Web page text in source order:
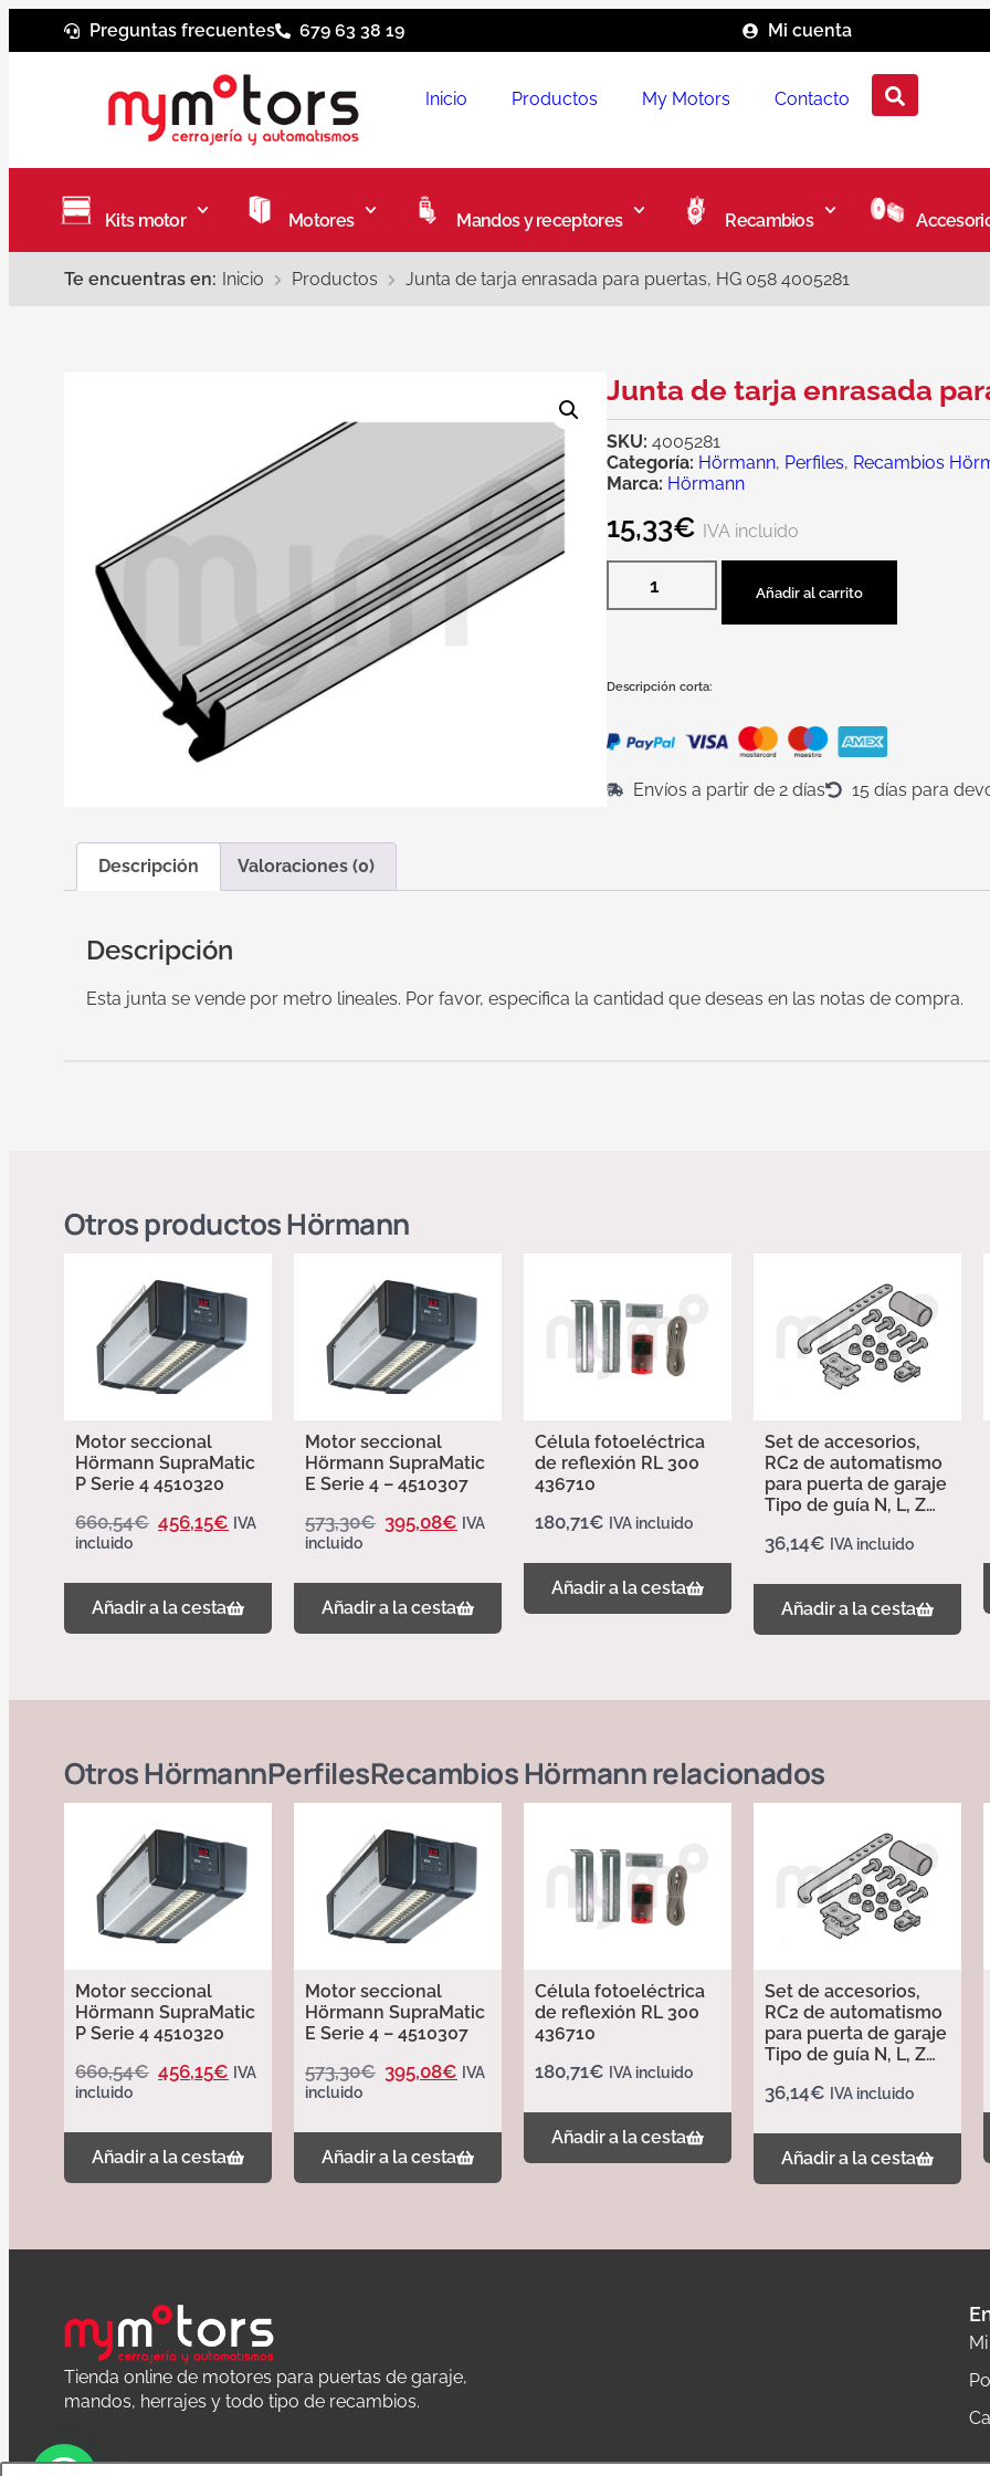
Preguntas frecuentes 679 63 38 19 Mi cuenta
Inicio Productos My Motors Contacto
Kits motor Motores Mandos y receptores Recambios
Te encuentras en: Inicio Productos Junta de tarja enrasada para puertas, HG 058 4005281
Junta de tarja enrasada
SKU:4005281
Categoría: Hörmann, Perfiles, Recambios
Marca: Hörmann
15,33€ IVA incluido
Añadir al carrito
Descripción corta:
Envíos a partir de 2 días 15 días para
Descripción Valoraciones (0)
Descripción
Esta junta se vende por metro lineales. Por favor, especifica la cantidad que deseas en las notas de compra.
Otros productosHörmann
Motor seccional
Hörmann SupraMatic
P Serie 4 4510320
660,54€ 456,15€ IVA
incluido
Añadir a la cesta
Motor seccional
Hörmann SupraMatic
E Serie 4 – 4510307
573,30€ 395,08€ IVA
incluido
Añadir a la cesta
Célula fotoeléctrica
de reflexión RL 300
436710
180,71€ IVA incluido
Añadir a la cesta
Set de accesorios,
RC2 de automatismo
para puerta de garaje
Tipo de guía N, L, Z
36,14€ IVA incluido
Añadir a la cesta
OtrosHörmannPerfilesRecambios Hörmannrelacionados
Motor seccional
Hörmann SupraMatic
P Serie 4 4510320
660,54€ 456,15€ IVA
incluido
Añadir a la cesta
Motor seccional
Hörmann SupraMatic
E Serie 4 – 4510307
573,30€ 395,08€ IVA
incluido
Añadir a la cesta
Célula fotoeléctrica
de reflexión RL 300
436710
180,71€ IVA incluido
Añadir a la cesta
Set de accesorios,
RC2 de automatismo
para puerta de garaje
Tipo de guía N, L, Z
36,14€ IVA incluido
Añadir a la cesta
Tienda online de motores para puertas de garaje,
mandos, herrajes y todo tipo de recambios.